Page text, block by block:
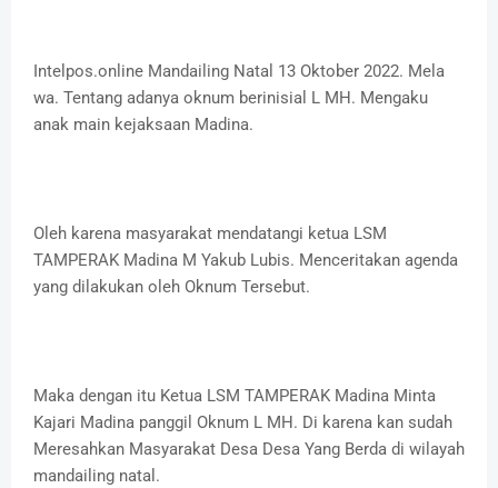
Intelpos.online Mandailing Natal 13 Oktober 2022. Mela
wa. Tentang adanya oknum berinisial L MH. Mengaku
anak main kejaksaan Madina.
Oleh karena masyarakat mendatangi ketua LSM
TAMPERAK Madina M Yakub Lubis. Menceritakan agenda
yang dilakukan oleh Oknum Tersebut.
Maka dengan itu Ketua LSM TAMPERAK Madina Minta
Kajari Madina panggil Oknum L MH. Di karena kan sudah
Meresahkan Masyarakat Desa Desa Yang Berda di wilayah
mandailing natal.